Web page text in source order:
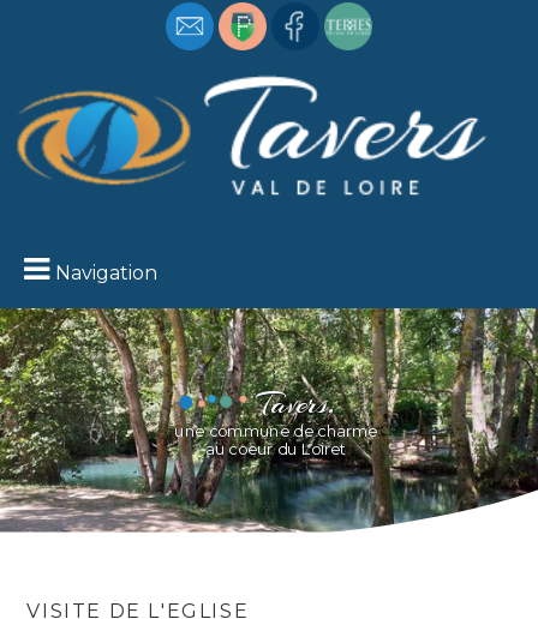
Navigation
Tavers,
une commune de charme
au coeur du Loiret
Vue sur la Loire
VISITE DE L'EGLISE